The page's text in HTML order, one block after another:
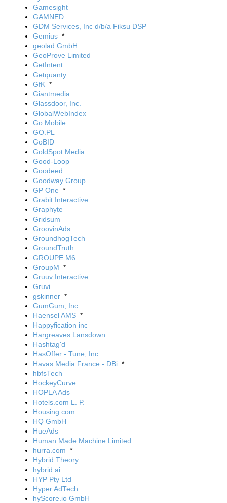
Gamesight
GAMNED
GDM Services, Inc d/b/a Fiksu DSP
Gemius *
geolad GmbH
GeoProve Limited
GetIntent
Getquanty
GfK *
Giantmedia
Glassdoor, Inc.
GlobalWebIndex
Go Mobile
GO.PL
GoBID
GoldSpot Media
Good-Loop
Goodeed
Goodway Group
GP One *
Grabit Interactive
Graphyte
Gridsum
GroovinAds
GroundhogTech
GroundTruth
GROUPE M6
GroupM *
Gruuv Interactive
Gruvi
gskinner *
GumGum, Inc
Haensel AMS *
Happyfication inc
Hargreaves Lansdown
Hashtag'd
HasOffer - Tune, Inc
Havas Media France - DBi *
hbfsTech
HockeyCurve
HOPLA Ads
Hotels.com L. P.
Housing.com
HQ GmbH
HueAds
Human Made Machine Limited
hurra.com *
Hybrid Theory
hybrid.ai
HYP Pty Ltd
Hyper AdTech
hyScore.io GmbH